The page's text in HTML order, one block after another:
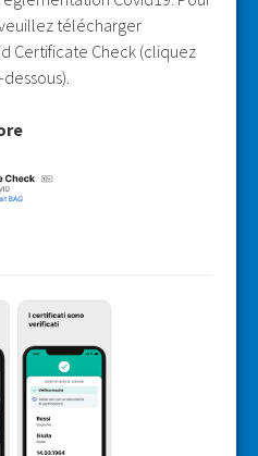
télécharger
Certificate Check (cliquez